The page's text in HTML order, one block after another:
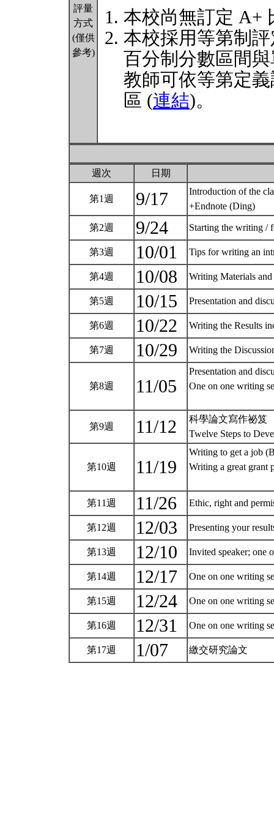
評量
方式
(僅供
參考)
本校尚無訂定 A+
本校採用等第制
百分制分數區間
教師可依等第定
區 (連結)。
週次 日期
第1週 9/17
Introduction of the
+Endnote (Ding)
第2週 9/24 Starting the writing /
第3週 10/01 Tips for writing an
第4週 10/08 Writing Materials
第5週 10/15 Presentation and
第6週 10/22 Writing the Results
第7週 10/29 Writing the
第8週 11/05
Presentation and
One on one writing
第9週 11/12
科學論文寫作祕笈
Twelve Steps to
第10週 11/19
Writing to get a job
Writing a great grant
第11週 11/26 Ethic, right and
第12週 12/03 Presenting your
第13週 12/10 Invited speaker; one
第14週 12/17 One on one writing
第15週 12/24 One on one writing
第16週 12/31 One on one writing
第17週 1/07 繳交研究論文